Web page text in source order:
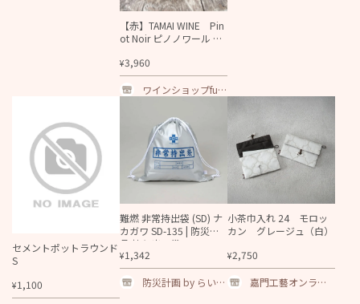
【赤】TAMAI WINE Pin
ot Noir ピノノワール 20
¥3,960
ワインショップfun
タク達のワイン～
セメントポットラウンド
S
¥1,100
難燃 非常持出袋 (SD) ナ
カガワ SD-135 | 防災用
品 持ち出し袋
¥1,342
防災計画 by らいぷ
小茶巾入れ 24 モロッ
カン グレージュ（白）
¥2,750
嘉門工藝オンライ